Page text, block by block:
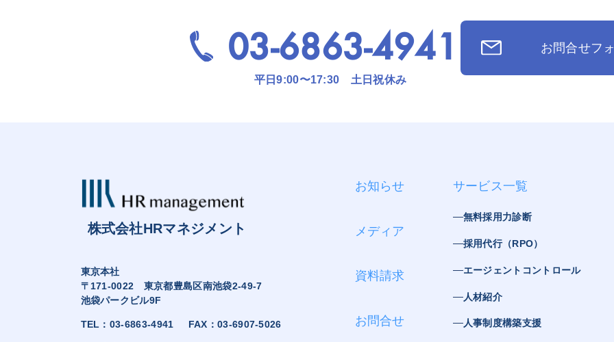
03-6863-4941
平日9:00〜17:30 土日祝休み
お問合せフ
株式会社HRマネジメント
東京本社
〒171-0022 東京都豊島区南池袋2-49-7
池袋パークビル9F
TEL： 03-6863-4941 FAX：03-6907-5026
お知らせ
メディア
資料請求
お問合せ
サービス一覧
無料採用力診断
採用代行（RPO）
エージェントコントロール
人材紹介
人事制度構築支援